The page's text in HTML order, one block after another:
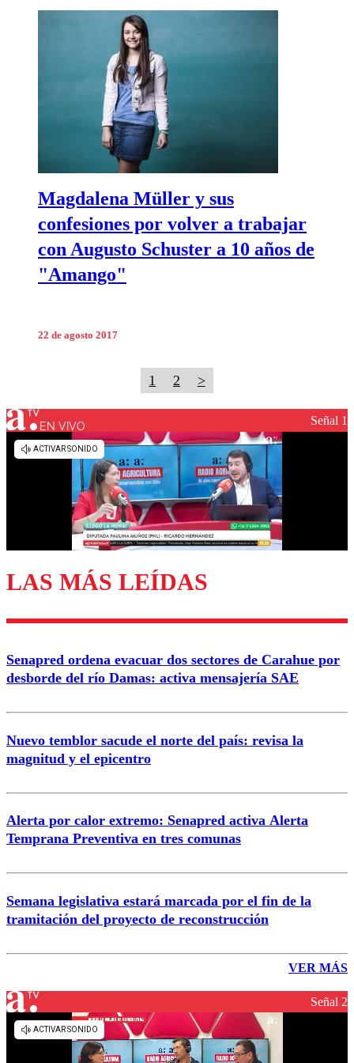
Magdalena Müller y sus
confesiones por volver a trabajar
con Augusto Schuster a 10 años de
"Amango"
22 de agosto 2017
1 2 >
EN VIVO Señal 1
LAS MÁS LEÍDAS
Senapred ordena evacuar dos sectores de Carahue por
desborde del río Damas: activa mensajería SAE
Nuevo temblor sacude el norte del país: revisa la
magnitud y el epicentro
Alerta por calor extremo: Senapred activa Alerta
Temprana Preventiva en tres comunas
Semana legislativa estará marcada por el fin de la
tramitación del proyecto de reconstrucción
VER MÁS
Señal 2